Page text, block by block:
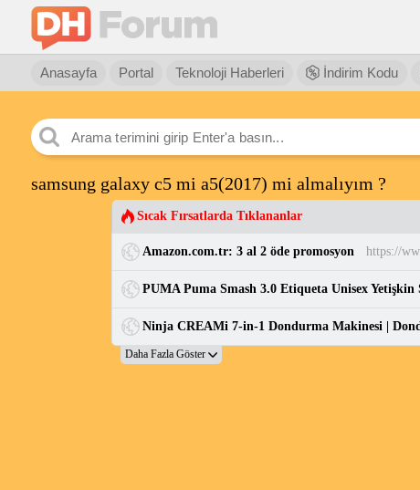
Anasayfa Portal Teknoloji Haberleri İndirim Kodu
samsung galaxy c5 mi a5(2017) mi almalıyım ?
Sıcak Fırsatlarda Tıklananlar
Amazon.com.tr: 3 al 2 öde promosyon